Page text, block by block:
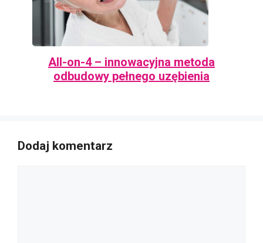
All-on-4 – innowacyjna metoda
odbudowy pełnego uzębienia
Dodaj komentarz